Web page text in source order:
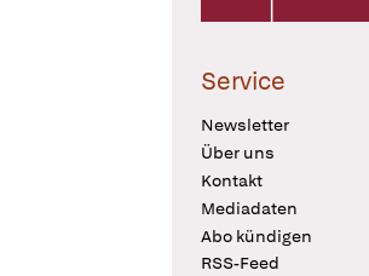
Service
Newsletter
Über uns
Kontakt
Mediadaten
Abo kündigen
RSS-Feed